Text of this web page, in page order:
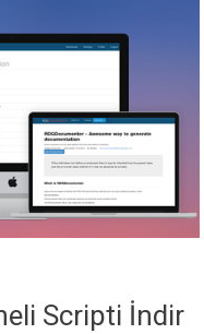
Scripti İndir